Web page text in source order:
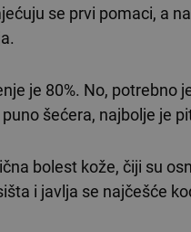
se prvi pomaci, a
je 80%. No, potrebno
šećera, najbolje je
bolest kože, čiji su
i javlja se najčešće